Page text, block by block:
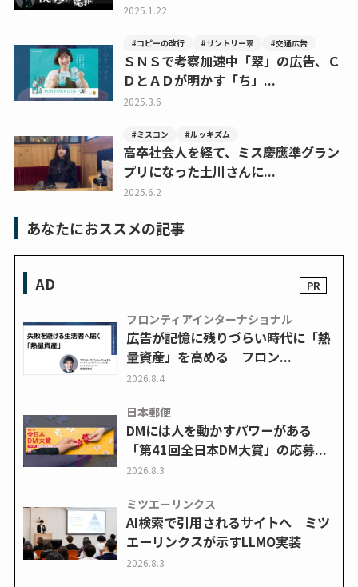
2025.1.22
#コピーの改行 #サントリー翠 #交通広告
ＳＮＳで考察加速中「翠」の広告、Ｃ
ＤとＡＤが明かす「ち」...
2025.3.6
#ミスコン #ルッキズム
高卒社会人を経て、ミス慶應準グラン
プリになった土川さんに...
2025.6.2
あなたにおススメの記事
AD
フロンティアインターナショナル
広告が記憶に残りづらい時代に「熱
量資産」を高める フロン...
2026.8.4
日本郵便
DMには人を動かすパワーがある
「第41回全日本DM大賞」の応募...
2026.8.3
ミツエーリンクス
AI検索で引用されるサイトへ ミツ
エーリンクスが示すLLMO実装
2026.8.3